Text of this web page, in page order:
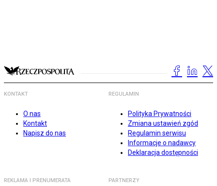
KONTAKT
O nas
Kontakt
Napisz do nas
REGULAMIN
Polityka Prywatności
Zmiana ustawień zgód
Regulamin serwisu
Informacje o nadawcy
Deklaracja dostępności
REKLAMA I PRENUMERATA PARTNERZY